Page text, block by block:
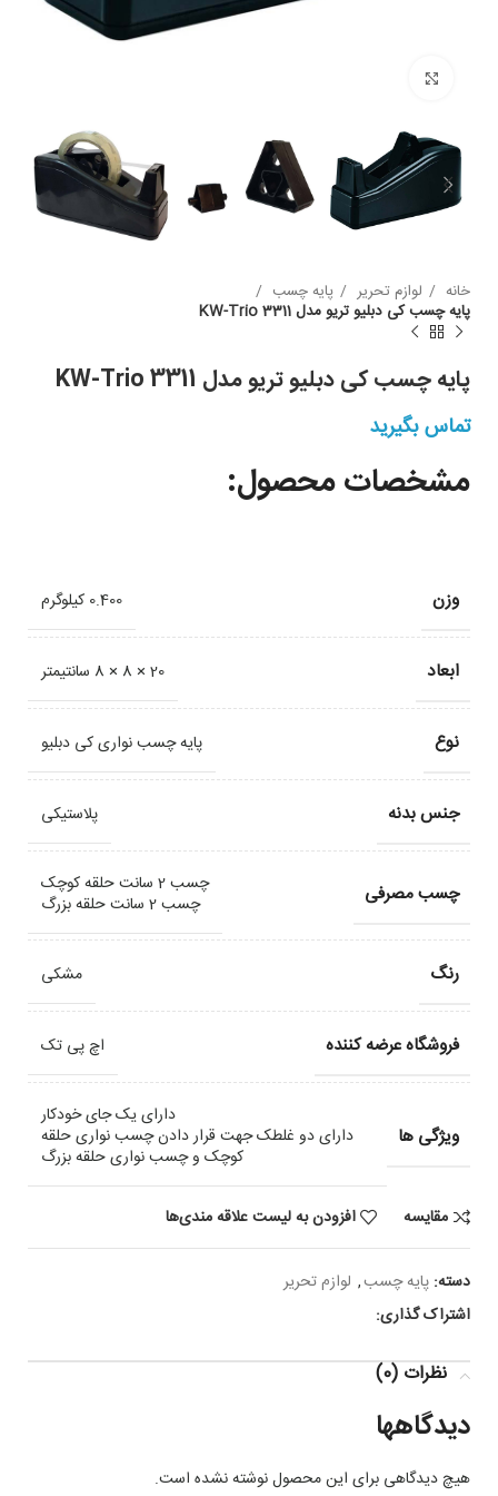
خانه لوازم تحریر
پایه چسب
پایه چسب کی دبلیو تریو مدل KW-Trio 3311
پایه چسب کی دبلیو تریو مدل KW-Trio 3311
تماس بگیرید
مشخصات محصول:
وزن 0.400 کیلوگرم
ابعاد 20 × 8 × 8 سانتیمتر
نوع پایه چسب نواری کی دبلیو
جنس بدنه پلاستیکی
چسب مصرفی چسب 2 سانت حلقه کوچک
چسب 2 سانت حلقه بزرگ
رنگ مشکی
فروشگاه عرضه کننده اچ پی تک
ویژگی ها
دارای یک جای خودکار
دارای دو غلطک جهت قرار دادن چسب نواری حلقه
کوچک و چسب نواری حلقه بزرگ
مقایسه افزودن به لیست علاقه مندی‌ها
دسته: پایه چسب, لوازم تحریر
اشتراک گذاری:
نظرات (0)
دیدگاهها
هیچ دیدگاهی برای این محصول نوشته نشده است.